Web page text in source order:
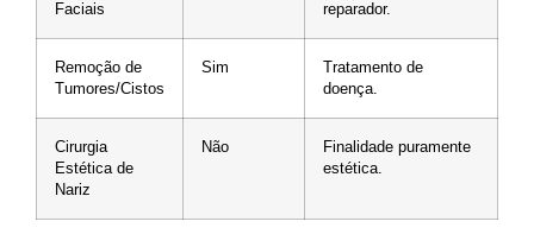
Faciais
reparador.
Remoção de
Tumores/Cistos
Sim
Tratamento de
doença.
Cirurgia
Estética de
Nariz
Não
Finalidade puramente
estética.